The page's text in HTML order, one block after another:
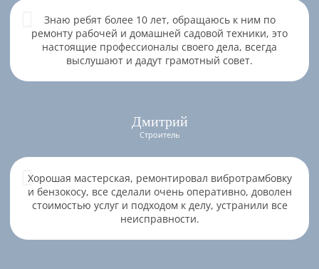
Знаю ребят более 10 лет, обращаюсь к ним по
ремонту рабочей и домашней садовой техники, это
настоящие профессионалы своего дела, всегда
выслушают и дадут грамотный совет.
Дмитрий
Строитель
Хорошая мастерская, ремонтировал вибротрамбовку
и бензокосу, все сделали очень оперативно, доволен
стоимостью услуг и подходом к делу, устранили все
неисправности.